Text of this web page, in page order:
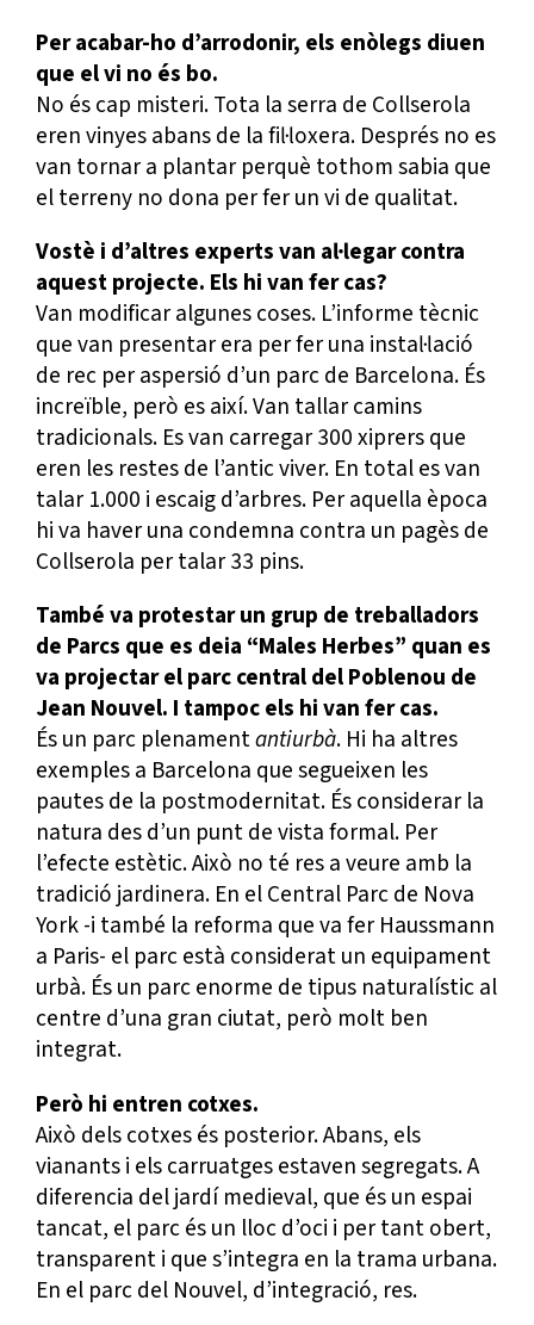
Per acabar-ho d’arrodonir, els enòlegs diuen
que el vi no és bo.
No és cap misteri. Tota la serra de Collserola
eren vinyes abans de la fil·loxera. Després no es
van tornar a plantar perquè tothom sabia que
el terreny no dona per fer un vi de qualitat.
Vostè i d’altres experts van al·legar contra
aquest projecte. Els hi van fer cas?
Van modificar algunes coses. L’informe tècnic
que van presentar era per fer una instal·lació
de rec per aspersió d’un parc de Barcelona. És
increïble, però es així. Van tallar camins
tradicionals. Es van carregar 300 xiprers que
eren les restes de l’antic viver. En total es van
talar 1.000 i escaig d’arbres. Per aquella època
hi va haver una condemna contra un pagès de
Collserola per talar 33 pins.
També va protestar un grup de treballadors
de Parcs que es deia “Males Herbes” quan es
va projectar el parc central del Poblenou de
Jean Nouvel. I tampoc els hi van fer cas.
És un parc plenamentantiurbà. Hi ha altres
exemples a Barcelona que segueixen les
pautes de la postmodernitat. És considerar la
natura des d’un punt de vista formal. Per
l’efecte estètic. Això no té res a veure amb la
tradició jardinera. En el Central Parc de Nova
York -i també la reforma que va fer Haussmann
a Paris- el parc està considerat un equipament
urbà. És un parc enorme de tipus naturalístic al
centre d’una gran ciutat, però molt ben
integrat.
Però hi entren cotxes.
Això dels cotxes és posterior. Abans, els
vianants i els carruatges estaven segregats. A
diferencia del jardí medieval, que és un espai
tancat, el parc és un lloc d’oci i per tant obert,
transparent i que s’integra en la trama urbana.
En el parc del Nouvel, d’integració, res.